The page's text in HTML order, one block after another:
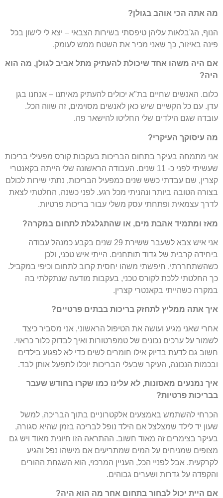
מה אתה הכי אוהב בגולן?
הנוף, הג'בלאות עליהן טיפסתי בשירות הצבאי – יצא לי לישון בכל
פינה באיזור, כך שאני מכיר את השטח ממש לעומק.
אם היה משהו אחד שיכולת להעתיק מתל אביב לגולן, מה הוא
היה?
כלום. האנשים שחיים בת"א יכולים להעתיק מאיתנו – אנחנו בגן
עדן. עם כל הקשיים שיש כאן לאנשים מסוימים, זה שווה הכל.
עובדה שגם הילדים שלי החליטו להישאר פה.
מה עיסוקך העיקרי?
אני מתמחה בעיקר בתחום הבריכות בעקבות קורס מפעילי בריכות
שעשיתי לפני כ- 11 שנים. העבודה הראשונה שלי הייתה בקאנטרי
קצרין, שם עבדתי כשש שנים כמפעיל הבריכות, נתתי שירות לכולם
בצורה הטובה ביותר ונהניתי מכל רגע. לפני כשנה, החלטתי לצאת
לדרך עצמאית ופתחתי עסק משלי עבור בריכות פרטיות.
מאז ומתמיד אהבת מים, או שהתגלגלת לתחום במקרה?
אני איש צבא לשעבר ששירת 29 שנים בקבע כמנהל עבודה
ביחידה קרבית של גדוד תותחנים. הייתי איש טכני, ולכן
כשהשתחררתי, חיפשתי משהו יחסית קרוב לתחום וכיפי במקביל.
כך החלטתי ללכת לקורס טכני, בעקבות מודעה שנתקלתי בה
במקרה כשהייתי בקאנטרי קצרין.
איך אתה ממליץ לתחזק בריכות בבתים פרטיים?
אחרי שאני מגיע ועושה את הטיפול הראשוני, אני מסביר כיצד
לשמור על ערכים נכונים של טמפרטורות ואיך לבדוק כלור כראוי.
חשוב גם לדעת בדיוק אילו חומרים לשים כדי לא לפגוע בילדים
ובכמות הנכונה, העיקר שבעלי הבריכות יוכלו לתפעל אותן לבד.
איך נמנעים מאסונות, לא עלינו כמו שקרו בחודש שעבר
בבריכות פרטיות?
הכרחי להשתמש באמצעים אלקטרוניים בתוך הבריכה, למשל
שעון יד לילד שמצלצל אם הילד נופל לבריכה בזמן שהיא סגורה,
בעיקר בצימרים זה מאוד חשוב. ההתראה הזו חיונית מאוד ויש גם
מצופים שמניחים על המים שמתריעים אם מישהו נפל והגיע
לקרקעית. אבל לפניי הכל, העניין המרכזי, הוא השגחת ההורים
והקפדה על גדרות ושערים גבוהים.
אם היית יכול לבחור בתחום אחר מה הוא היה?